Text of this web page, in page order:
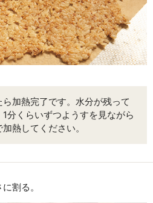
加熱完了です。水分が残って
分くらいずつようすを見ながら
熱してください。
割る。